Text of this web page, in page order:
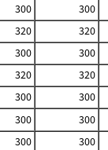
300 300
320 320
300 300
320 320
300 300
300 300
300 300